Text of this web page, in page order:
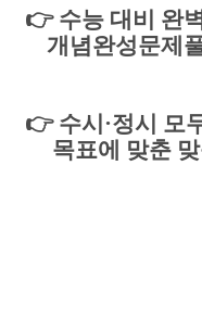
👉 수능 대비 완
개념완성문제
👉 수시 ·정시 모
목표에 맞춘 맞